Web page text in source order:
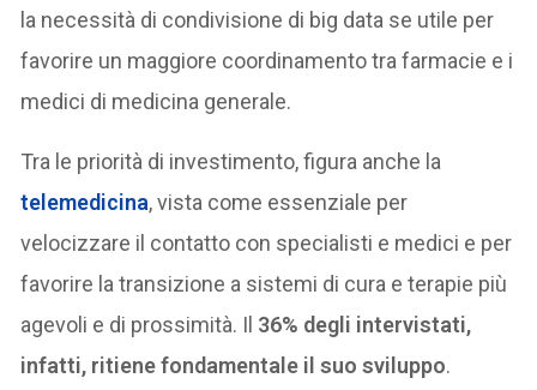
la necessità di condivisione di big data se utile per
favorire un maggiore coordinamento tra farmacie e i
medici di medicina generale.
Tra le priorità di investimento, figura anche la
telemedicina, vista come essenziale per
velocizzare il contatto con specialisti e medici e per
favorire la transizione a sistemi di cura e terapie più
agevoli e di prossimità. Il 36% degli intervistati,
infatti, ritiene fondamentale il suo sviluppo.